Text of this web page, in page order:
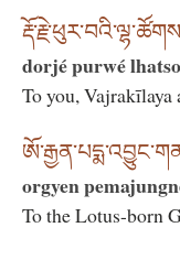
dorjé purwé
To you,
orgyen
To the Lotus-born